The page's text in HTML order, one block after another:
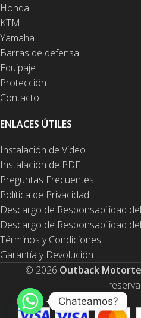
Honda
KTM
Yamaha
Barras de defensa
Equipaje
Protección
Contacto
ENLACES ÚTILES
Instalación de Video
Instalación de PDF
Preguntas Frecuentes
Política de Privacidad
Descargo de Responsabilidad
Descargo de Responsabilidad
Términos y Condiciones
Garantía y Devolución
© 2026 Outback
Chateamos?